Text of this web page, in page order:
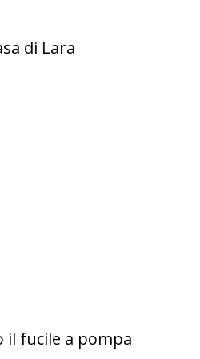
di Lara
il fucile a pompa